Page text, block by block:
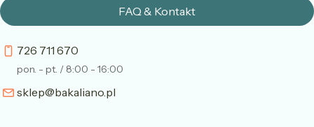
FAQ & Kontakt
726 711 670
pon. - pt. / 8:00 - 16:00
sklep@bakaliano.pl